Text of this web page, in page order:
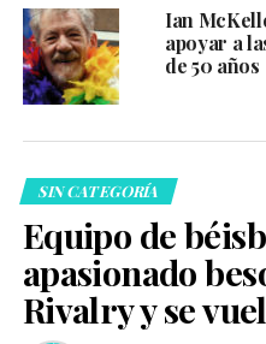
Ian
apoyar a
de 50 años
SIN CATEGORÍA
Equipo de
apasionado
Rivalry y se